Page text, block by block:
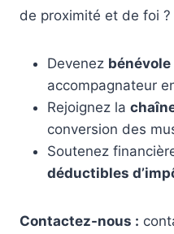
de proximité et de foi ?
Devenez bénévole
accompagnateur
Rejoignez la
conversion des
Soutenez
déductibles
Contactez-nous :